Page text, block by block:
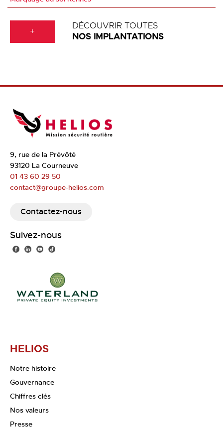
+
DÉCOUVRIR TOUTES
NOS IMPLANTATIONS
9, rue de la Prévôté
93120 La Courneuve
01 43 60 29 50
contact@groupe-helios.com
Contactez-nous
Suivez-nous
HELIOS
Notre histoire
Gouvernance
Chiffres clés
Nos valeurs
Presse